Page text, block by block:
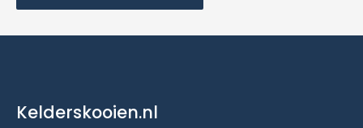
Kelderskooien.nl